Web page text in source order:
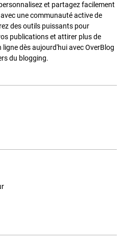
et partagez facilement
une communauté active de
des outils puissants pour
publications et attirer plus de
dès aujourd'hui avec OverBlog
du blogging.